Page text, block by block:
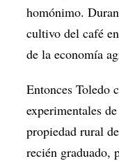
homónimo.
cultivo del café
de la economía
Entonces Toledo
experimentales
propiedad rural
recién graduado,